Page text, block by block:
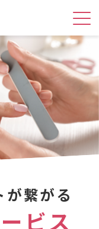
が繋がる
ビス